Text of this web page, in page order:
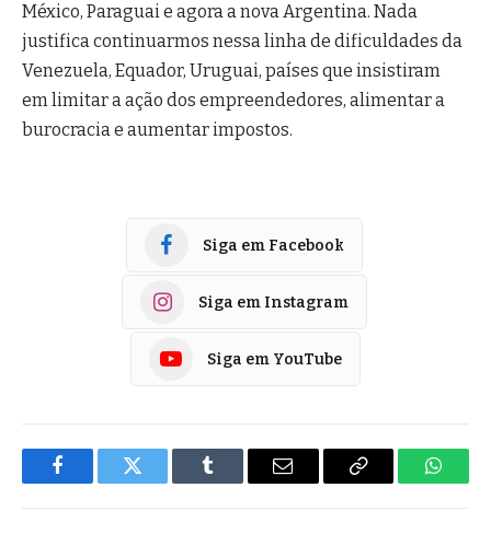
México, Paraguai e agora a nova Argentina. Nada
justifica continuarmos nessa linha de dificuldades da
Venezuela, Equador, Uruguai, países que insistiram
em limitar a ação dos empreendedores, alimentar a
burocracia e aumentar impostos.
Siga em Facebook
Siga em Instagram
Siga em YouTube
FacebookTwitter Tumblr
E-
Copiar